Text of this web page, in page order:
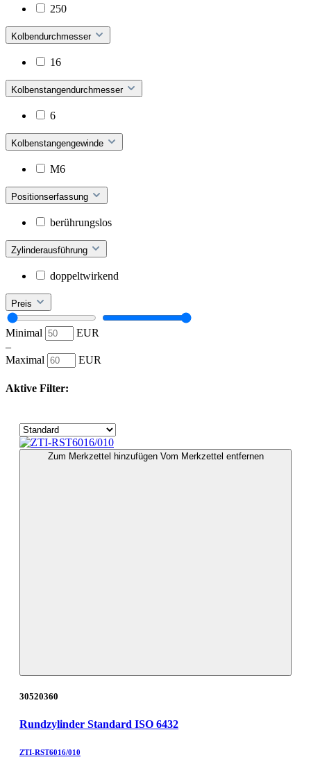
250
Kolbendurchmesser
16
Kolbenstangendurchmesser
6
Kolbenstangengewinde
M6
Positionserfassung
berührungslos
Zylinderausführung
doppeltwirkend
Preis
Minimal
EUR
–
Maximal
EUR
Aktive Filter:
Zum Merkzettel hinzufügen Vom Merkzettel entfernen
30520360
Rundzylinder Standard ISO 6432
ZTI-RST6016/010